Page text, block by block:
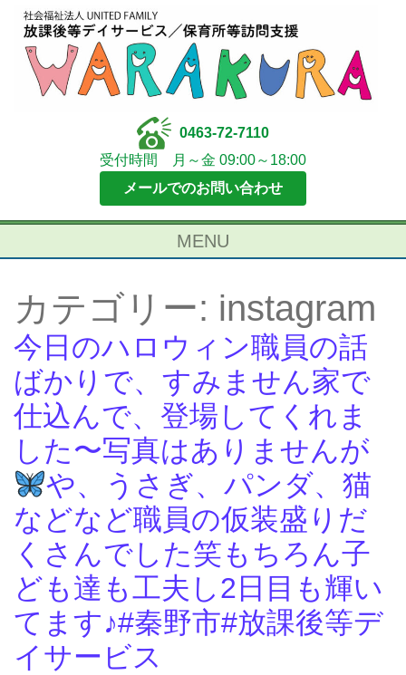
0463-72-7110
受付時間 月～金 09:00～18:00
メールでのお問い合わせ
MENU
カテゴリー: instagram
今日のハロウィン職員の話
ばかりで、すみません家で
仕込んで、登場してくれま
した〜写真はありませんが
や、うさぎ、パンダ、猫
などなど職員の仮装盛りだ
くさんでした笑もちろん子
ども達も工夫し2日目も輝い
てます♪#秦野市#放課後等デ
イサービス